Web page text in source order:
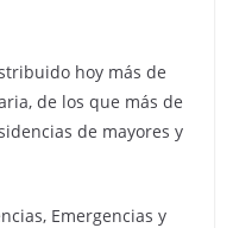
hoy más de
de los que más de
de mayores y
Emergencias y